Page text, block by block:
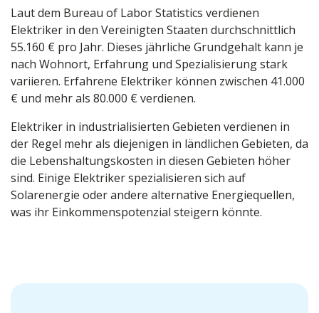
Laut dem Bureau of Labor Statistics verdienen
Elektriker in den Vereinigten Staaten durchschnittlich
55.160 € pro Jahr. Dieses jährliche Grundgehalt kann je
nach Wohnort, Erfahrung und Spezialisierung stark
variieren. Erfahrene Elektriker können zwischen 41.000
€ und mehr als 80.000 € verdienen.
Elektriker in industrialisierten Gebieten verdienen in
der Regel mehr als diejenigen in ländlichen Gebieten, da
die Lebenshaltungskosten in diesen Gebieten höher
sind. Einige Elektriker spezialisieren sich auf
Solarenergie oder andere alternative Energiequellen,
was ihr Einkommenspotenzial steigern könnte.